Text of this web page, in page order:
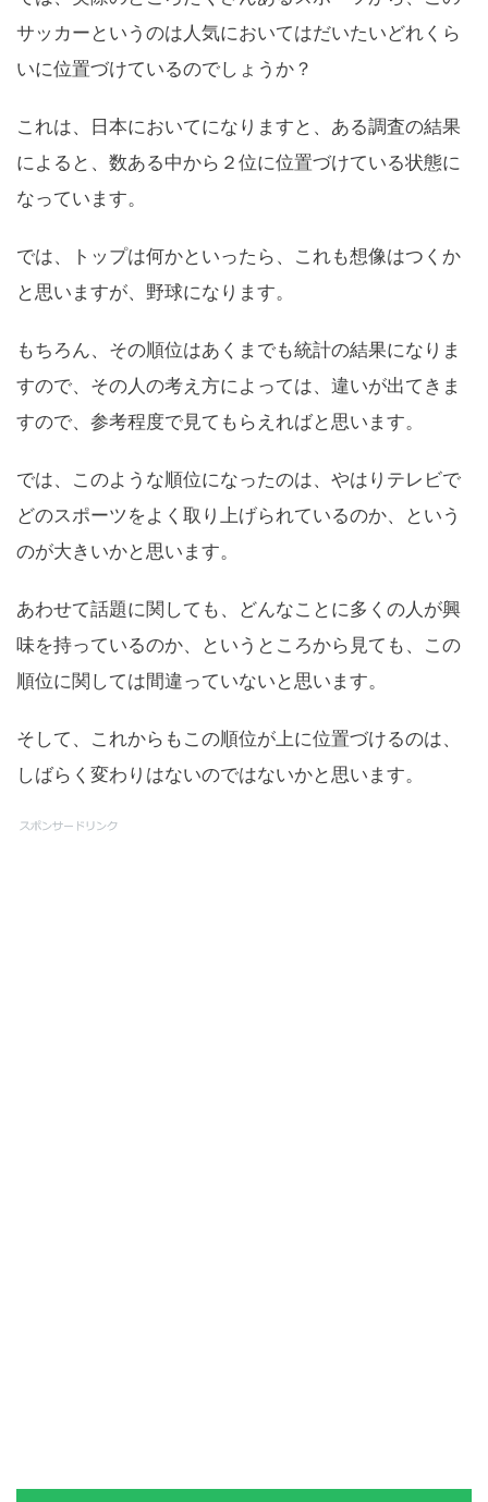
サッカーというのは人気においてはだいたいどれくら
いに位置づけているのでしょうか？
これは、日本においてになりますと、ある調査の結果
によると、数ある中から２位に位置づけている状態に
なっています。
では、トップは何かといったら、これも想像はつくか
と思いますが、野球になります。
もちろん、その順位はあくまでも統計の結果になりま
すので、その人の考え方によっては、違いが出てきま
すので、参考程度で見てもらえればと思います。
では、このような順位になったのは、やはりテレビで
どのスポーツをよく取り上げられているのか、という
のが大きいかと思います。
あわせて話題に関しても、どんなことに多くの人が興
味を持っているのか、というところから見ても、この
順位に関しては間違っていないと思います。
そして、これからもこの順位が上に位置づけるのは、
しばらく変わりはないのではないかと思います。